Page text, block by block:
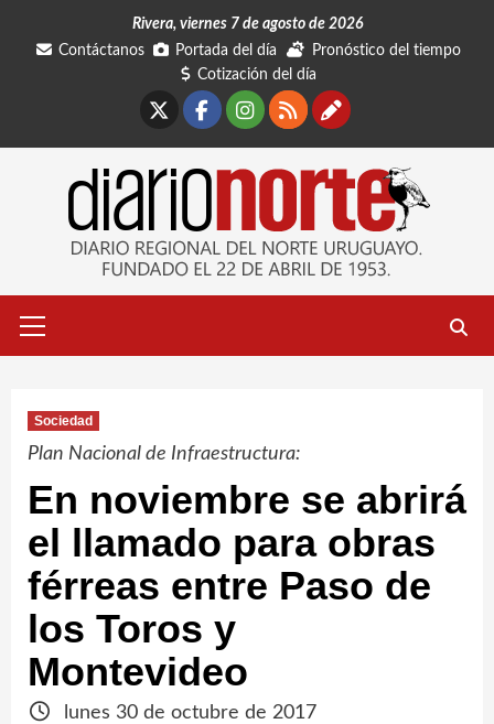
Rivera, viernes 7 de agosto de 2026
Contáctanos
Portada del día
Pronóstico del tiempo
Cotización del día
Facebook
Instagram
RSSContáctanos
primario
Sociedad
Plan Nacional de Infraestructura:
En noviembre se abrirá
el llamado para obras
férreas entre Paso de
los Toros y
Montevideo
lunes 30 de octubre de 2017